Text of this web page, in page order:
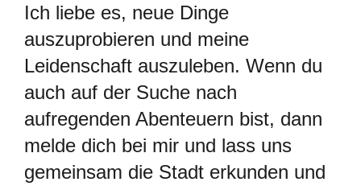
Ich liebe es, neue Dinge
auszuprobieren und meine
Leidenschaft auszuleben. Wenn du
auch auf der Suche nach
aufregenden Abenteuern bist, dann
melde dich bei mir und lass uns
gemeinsam die Stadt erkunden und